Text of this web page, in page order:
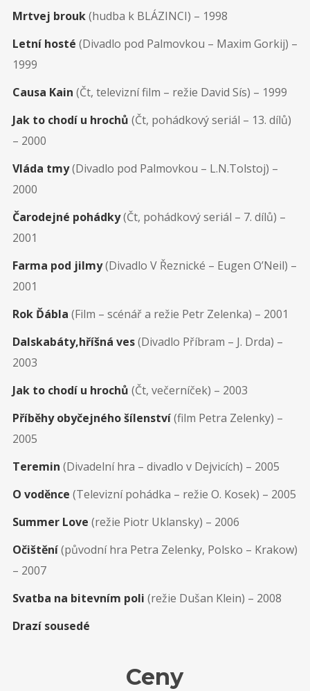
Mrtvej brouk(hudba k BLÁZINCI) – 1998
Letní hosté (Divadlo pod Palmovkou – Maxim Gorkij) –
1999
Causa Kain (Čt, televizní film – režie David Sís) – 1999
Jak to chodí u hrochů (Čt, pohádkový seriál – 13. dílů)
– 2000
Vláda tmy(Divadlo pod Palmovkou – L.N.Tolstoj) –
2000
Čarodejné pohádky(Čt, pohádkový seriál – 7. dílů) –
2001
Farma pod jilmy(Divadlo V Řeznické – Eugen O’Neil) –
2001
Rok Ďábla (Film – scénář a režie Petr Zelenka) – 2001
Dalskabáty,hříšná ves(Divadlo Příbram – J. Drda) –
2003
Jak to chodí u hrochů (Čt, večerníček) – 2003
Příběhy obyčejného šílenství(film Petra Zelenky) –
2005
Teremin (Divadelní hra – divadlo v Dejvicích) – 2005
O voděnce (Televizní pohádka – režie O. Kosek) – 2005
Summer Love (režie Piotr Uklansky) – 2006
Očištění(původní hra Petra Zelenky, Polsko – Krakow)
– 2007
Svatba na bitevním poli (režie Dušan Klein) – 2008
Drazí sousedé
Ceny